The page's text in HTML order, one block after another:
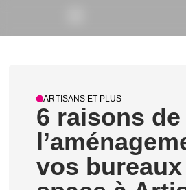
ARTISANS ET PLUS
6 raisons
vos